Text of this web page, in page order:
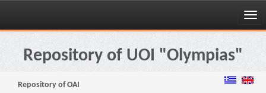
Skip
navigationRepository of UOI "Olympias"
Repository of OAI